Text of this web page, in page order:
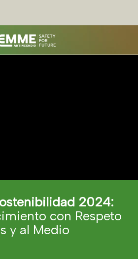
2024:
con Respeto
y al Medio
cookies